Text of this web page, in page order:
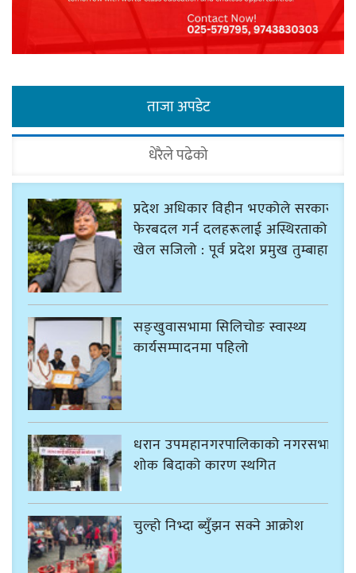
ताजा अपडेट
धेरैले पढेको
प्रदेश अधिकार विहीन भएकोले सरकार
फेरबदल गर्न दलहरूलाई अस्थिरताको
खेल सजिलो : पूर्व प्रदेश प्रमुख तुम्बाहाङ
सङ्खुवासभामा सिलिचोङ स्वास्थ्य
कार्यसम्पादनमा पहिलो
धरान उपमहानगरपालिकाको नगरसभा
शोक बिदाको कारण स्थगित
चुल्हो निभ्दा ब्युँझन सक्ने आक्रोश